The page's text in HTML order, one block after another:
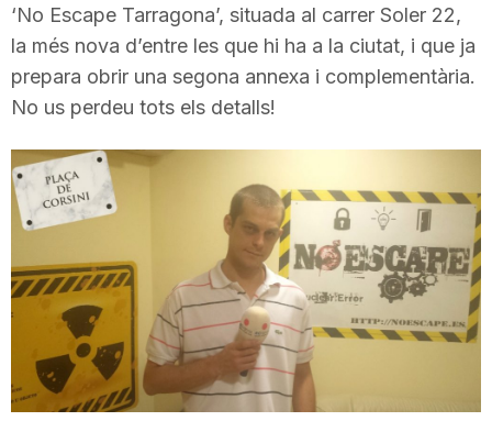
a
d
e
a
‘No Escape Tarragona’, situada al carrer Soler 22,
la més nova d’entre les que hi ha a la ciutat, i que ja
prepara obrir una segona annexa i complementària.
No us perdeu tots els detalls!